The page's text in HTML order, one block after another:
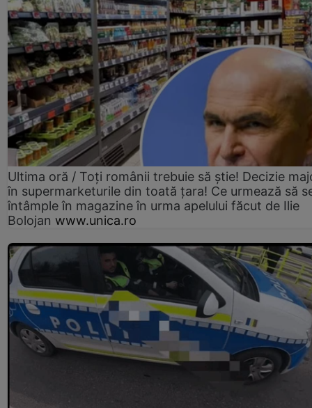
Ultima oră / Toți românii trebuie să știe! Decizie
în supermarketurile din toată țara! Ce urmează să
întâmple în magazine în urma apelului făcut de Ilie
Bolojan www.unica.ro